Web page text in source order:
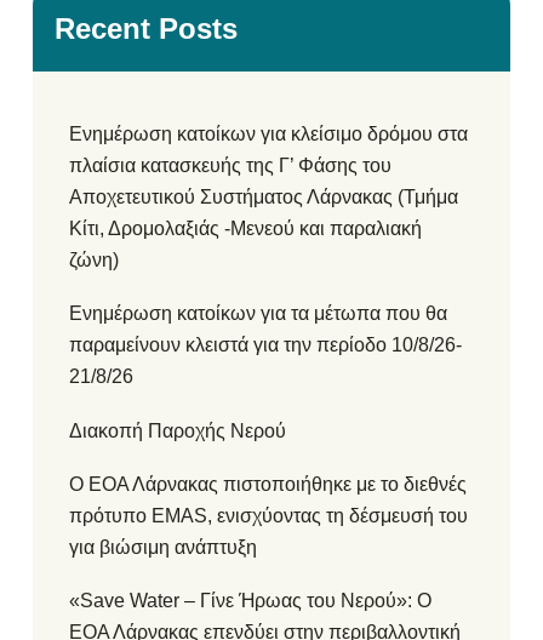
Recent Posts
Ενημέρωση κατοίκων για κλείσιμο δρόμου στα
πλαίσια κατασκευής της Γ’ Φάσης του
Αποχετευτικού Συστήματος Λάρνακας (Τμήμα
Κίτι, Δρομολαξιάς -Μενεού και παραλιακή
ζώνη)
Ενημέρωση κατοίκων για τα μέτωπα που θα
παραμείνουν κλειστά για την περίοδο 10/8/26-
21/8/26
Διακοπή Παροχής Νερού
Ο ΕΟΑ Λάρνακας πιστοποιήθηκε με το διεθνές
πρότυπο EMAS, ενισχύοντας τη δέσμευσή του
για βιώσιμη ανάπτυξη
«Save Water – Γίνε Ήρωας του Νερού»: Ο
ΕΟΑ Λάρνακας επενδύει στην περιβαλλοντική